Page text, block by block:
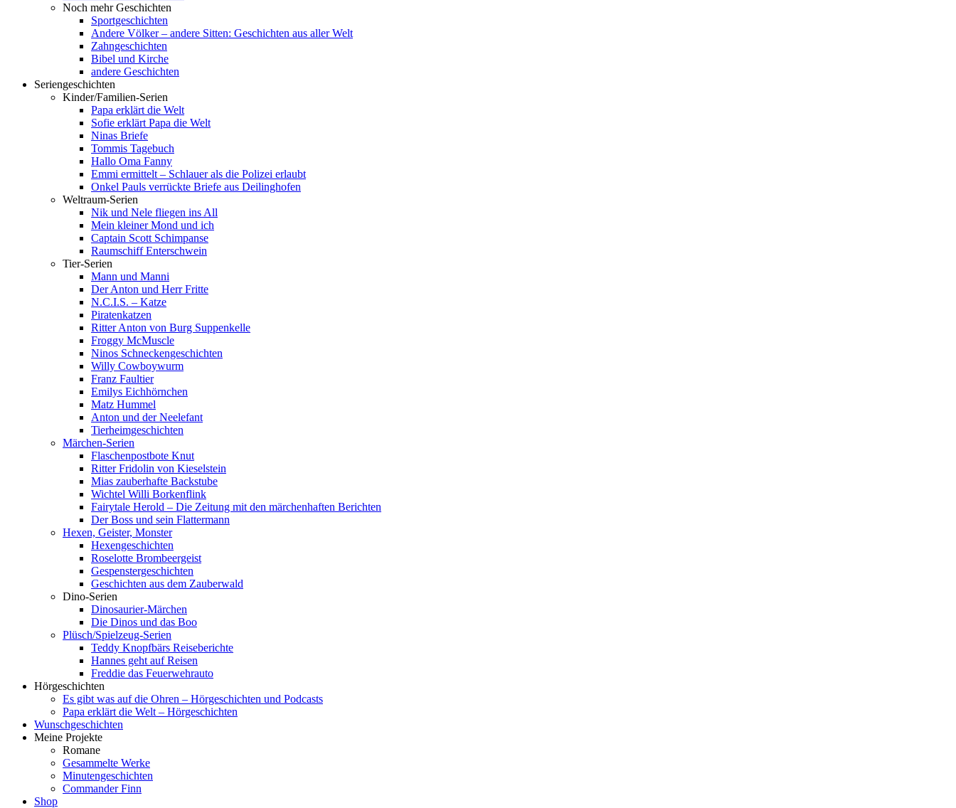
Noch mehr Geschichten
Sportgeschichten
Andere Völker – andere Sitten: Geschichten aus aller Welt
Zahngeschichten
Bibel und Kirche
andere Geschichten
Seriengeschichten
Kinder/Familien-Serien
Papa erklärt die Welt
Sofie erklärt Papa die Welt
Ninas Briefe
Tommis Tagebuch
Hallo Oma Fanny
Emmi ermittelt – Schlauer als die Polizei erlaubt
Onkel Pauls verrückte Briefe aus Deilinghofen
Weltraum-Serien
Nik und Nele fliegen ins All
Mein kleiner Mond und ich
Captain Scott Schimpanse
Raumschiff Enterschwein
Tier-Serien
Mann und Manni
Der Anton und Herr Fritte
N.C.I.S. – Katze
Piratenkatzen
Ritter Anton von Burg Suppenkelle
Froggy McMuscle
Ninos Schneckengeschichten
Willy Cowboywurm
Franz Faultier
Emilys Eichhörnchen
Matz Hummel
Anton und der Neelefant
Tierheimgeschichten
Märchen-Serien
Flaschenpostbote Knut
Ritter Fridolin von Kieselstein
Mias zauberhafte Backstube
Wichtel Willi Borkenflink
Fairytale Herold – Die Zeitung mit den märchenhaften Berichten
Der Boss und sein Flattermann
Hexen, Geister, Monster
Hexengeschichten
Roselotte Brombeergeist
Gespenstergeschichten
Geschichten aus dem Zauberwald
Dino-Serien
Dinosaurier-Märchen
Die Dinos und das Boo
Plüsch/Spielzeug-Serien
Teddy Knopfbärs Reiseberichte
Hannes geht auf Reisen
Freddie das Feuerwehrauto
Hörgeschichten
Es gibt was auf die Ohren – Hörgeschichten und Podcasts
Papa erklärt die Welt – Hörgeschichten
Wunschgeschichten
Meine Projekte
Romane
Gesammelte Werke
Minutengeschichten
Commander Finn
Shop